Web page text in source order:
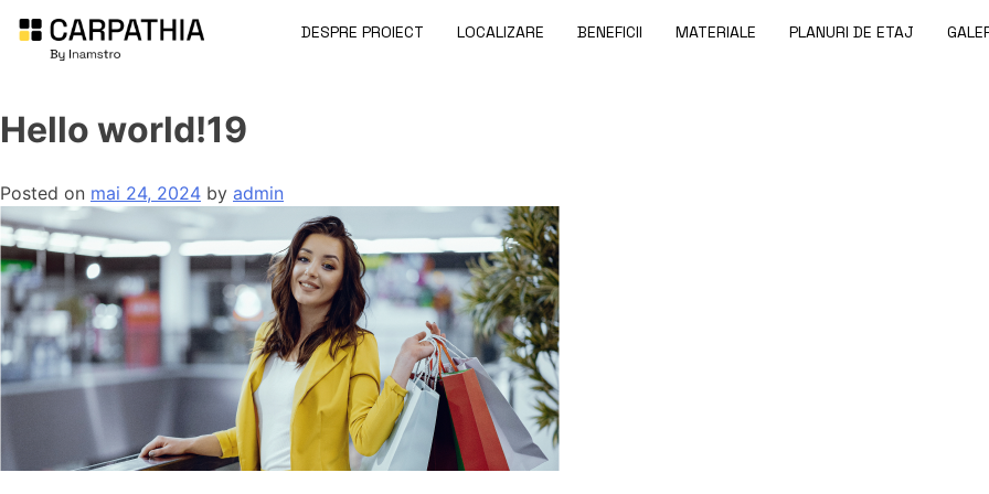
DESPRE PROIECT LOCALIZARE BENEFICII MATERIALE PLANURI DE ETAJ
Hello world!19
Posted on mai 24, 2024 by admin